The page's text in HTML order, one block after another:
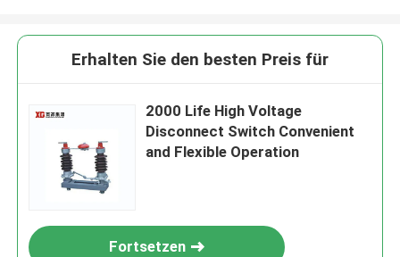
Erhalten Sie den besten Preis für
2000 Life High Voltage
Disconnect Switch Convenient
and Flexible Operation
Fortsetzen